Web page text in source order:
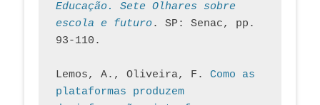
Educação. Sete Olhares sobre
escola e futuro. SP: Senac, pp.
93-110.
Lemos, A., Oliveira, F. Como as
plataformas produzem